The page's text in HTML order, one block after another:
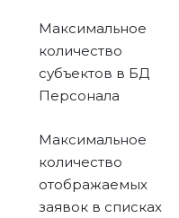
Максимальное
количество
субъектов в БД
Персонала
Максимальное
количество
отображаемых
заявок в списках